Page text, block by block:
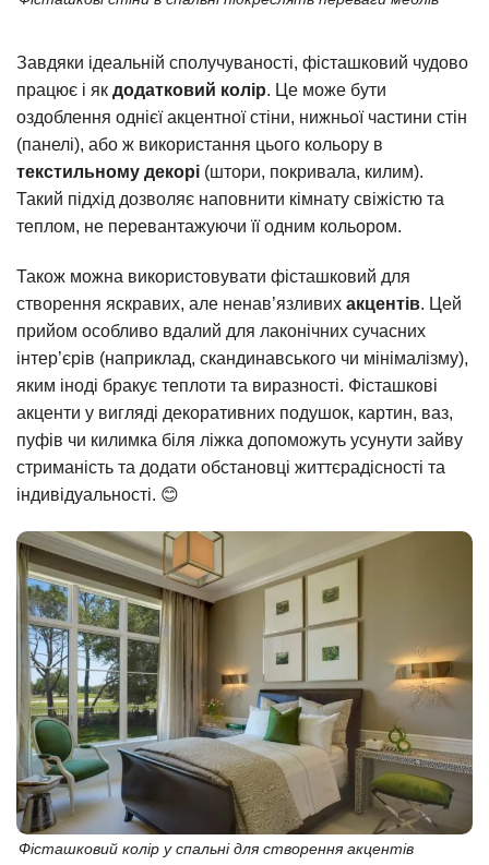
Завдяки ідеальній сполучуваності, фісташковий чудово
працює і як додатковий колір. Це може бути
оздоблення однієї акцентної стіни, нижньої частини стін
(панелі), або ж використання цього кольору в
текстильному декорі (штори, покривала, килим).
Такий підхід дозволяє наповнити кімнату свіжістю та
теплом, не перевантажуючи її одним кольором.
Також можна використовувати фісташковий для
створення яскравих, але ненав’язливих акцентів. Цей
прийом особливо вдалий для лаконічних сучасних
інтер’єрів (наприклад, скандинавського чи мінімалізму),
яким іноді бракує теплоти та виразності. Фісташкові
акценти у вигляді декоративних подушок, картин, ваз,
пуфів чи килимка біля ліжка допоможуть усунути зайву
стриманість та додати обстановці життєрадісності та
індивідуальності. 😊
Фісташковий колір у спальні для створення акцентів